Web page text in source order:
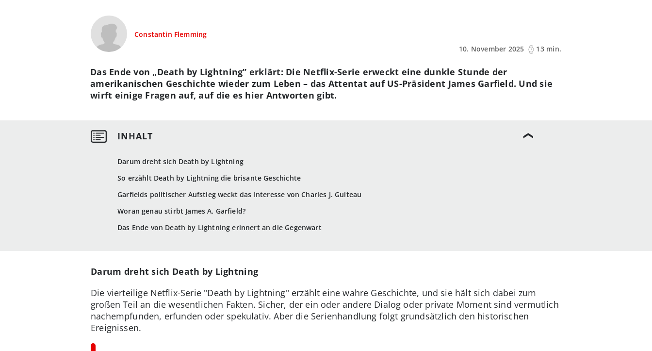
Constantin Flemming
10. November 2025
13 min.
Darum dreht sich Death by Lightning
So erzählt Death by Lightning die brisante Geschichte
Garfields politischer Aufstieg weckt das Interesse von Charles J. Guiteau
Woran genau stirbt James A. Garfield?
Das Ende von Death by Lightning erinnert an die Gegenwart
Das Ende von „Death by Lightning” erklärt: Die Netflix-Serie erweckt eine dunkle Stunde der
amerikanischen Geschichte wieder zum Leben – das Attentat auf US-Präsident James Garfield. Und sie
wirft einige Fragen auf, auf die es hier Antworten gibt.
Darum dreht sich Death by Lightning
Die vierteilige Netflix-Serie "Death by Lightning" erzählt eine wahre Geschichte, und sie hält sich dabei zum
großen Teil an die wesentlichen Fakten. Sicher, der ein oder andere Dialog oder private Moment sind vermutlich
nachempfunden, erfunden oder spekulativ. Aber die Serienhandlung folgt grundsätzlich den historischen
Ereignissen.